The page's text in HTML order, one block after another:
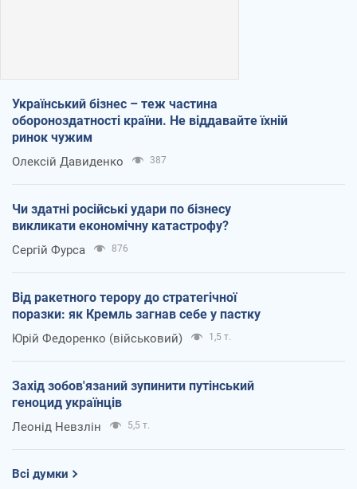
Український бізнес – теж частина
обороноздатності країни. Не віддавайте їхній
ринок чужим
Олексій Давиденко 387
Чи здатні російські удари по бізнесу
викликати економічну катастрофу?
Сергій Фурса 876
Від ракетного терору до стратегічної
поразки: як Кремль загнав себе у пастку
Юрій Федоренко (військовий) 1,5 т.
Захід зобов'язаний зупинити путінський
геноцид українців
Леонід Невзлін 5,5 т.
Всі думки